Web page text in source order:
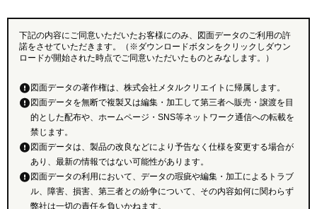
下記の内容にご同意いただいたお客様にのみ、図面データのご利用の許
諾をさせていただきます。（※ダウンロードボタンをクリックしダウン
ロードが開始された時点でご同意いただいたものとみなします。）
図面データの著作権は、株式会社メタルクリエイトに帰属します。
図面データを無断で複製又は編集・加工して第三者へ販売・譲渡を目
的とした配布や、ホームページ・SNS等ネットワーク通信への転載を
禁じます。
図面データは、製品の改良などにより予告なく仕様を変更する場合が
あり、最新の情報ではない可能性があります。
図面データの利用において、データの瑕疵や編集・加工によるトラブ
ル、障害、損害、第三者との紛争について、その内容如何に関わらず
弊社は一切の責任を負いかねます。